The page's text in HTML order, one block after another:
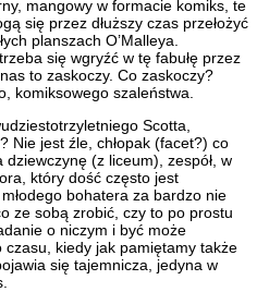
mangowy w formacie komiks, te
się przez dłuższy czas przełożyć
planszach O’Malleya.
się wgryźć w tę fabułę przez
to zaskoczy. Co zaskoczy?
komiksowego szaleństwa.
Scotta,
Nie jest źle, chłopak (facet?) co
(z liceum), zespół, w
który dość często jest
bohatera za bardzo nie
ze sobą zrobić, czy to po prostu
o niczym i być może
kiedy jak pamiętamy także
się tajemnicza, jedyna w